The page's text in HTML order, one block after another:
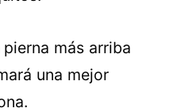
más arriba
una mejor